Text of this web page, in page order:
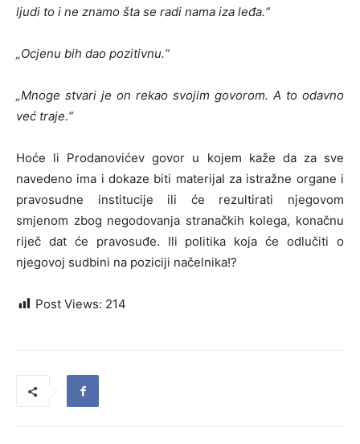
ljudi to i ne znamo šta se radi nama iza leđa.“
„Ocjenu bih dao pozitivnu.“
„Mnoge stvari je on rekao svojim govorom. A to odavno
već traje.“
Hoće li Prodanovićev govor u kojem kaže da za sve
navedeno ima i dokaze biti materijal za istražne organe i
pravosudne institucije ili će rezultirati njegovom
smjenom zbog negodovanja stranačkih kolega, konačnu
riječ dat će pravosuđe. Ili politika koja će odlučiti o
njegovoj sudbini na poziciji načelnika!?
Post Views: 214